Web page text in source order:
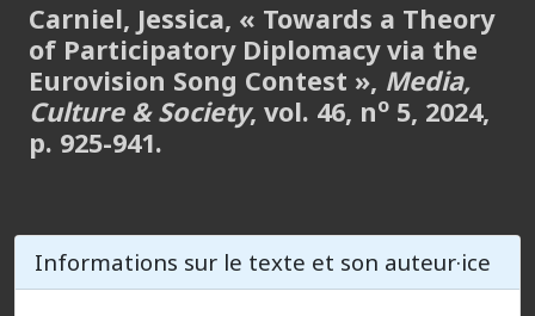
Carniel, Jessica, « Towards a Theory
of Participatory Diplomacy via the
Eurovision Song Contest », Media,
Culture & Society, vol. 46, no 5, 2024,
p. 925-941.
Informations sur le texte et son auteur·ice